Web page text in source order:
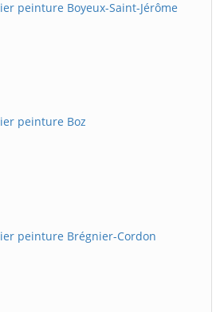
peinture Boyeux-Saint-Jérôme
peinture Boz
peinture Brégnier-Cordon